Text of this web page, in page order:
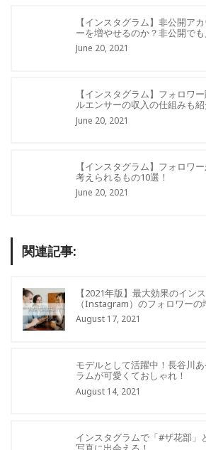
【インスタグラム】非公開ア
ーを増やせるのか？非公開で
June 20, 2021
【インスタグラム】フォロワ
ルエンサーの収入の仕組みも紹
June 20, 2021
【インスタグラム】フォロワ
考えられるもの10選！
June 20, 2021
関連記事:
【2021年版】最大効果のイン
（Instagram）のフォロワーの
August 17, 2021
モデルとして活躍中！長谷川
ラムが可愛くておしゃれ！
August 14, 2021
インスタグラムで「#ザ花部」